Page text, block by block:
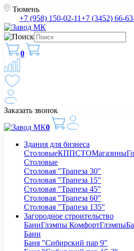
Тюмень
+7 (958) 150-02-11+7 (3452) 66-
0
Заказать звонок
0
Здания для бизнеса
СтоловыеКППСТОМагазины
Столовые
Столовая "Трапеза 30"
Столовая "Трапеза 15"
Столовая "Трапеза 45"
Столовая "Трапеза 60"
Столовая "Трапеза 135"
Загородное строительство
БаниГлэмпы КомфортГлэмпы
Бани
Баня "Сибирский пар 9"